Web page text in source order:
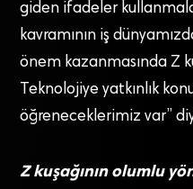
giden ifadeler
kavramının iş
önem kazanmasında Z
Teknolojiye yatkınlık
öğreneceklerimiz var”
Z kuşağının olumlu